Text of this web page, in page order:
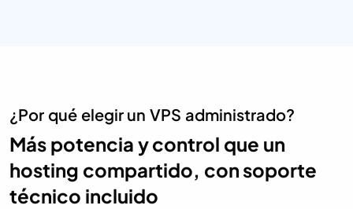
¿Por qué elegir un VPS administrado?
Más potencia y control que un
hosting compartido, con soporte
técnico incluido